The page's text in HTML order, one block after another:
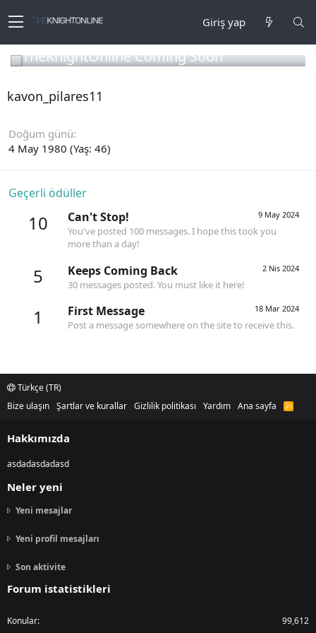
Giriş yap
TheKnightOnline Coming Soon
kavon_pilares11
Doğum günü
4 May 1980 (Yaş: 46)
Geçerli ödüller
10 9 May 2024
Can't Stop!
You've posted 100 messages. I hope this took you
more than a day!
5 2 Nis 2024
Keeps Coming Back
30 messages posted. You must like it here!
1 18 Mar 2024
First Message
Post a message somewhere on the site to receive this.
Türkçe (TR)
Bize ulaşın Şartlar ve kurallar Gizlilik politikası Yardım Ana sayfa
R
Hakkımızda
asdadasdadasd
Neler yeni
Yeni mesajlar
Yeni profil mesajları
Son aktivite
Forum istatistikleri
Konular 99,612